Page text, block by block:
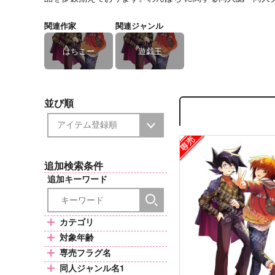
関連作家
はちこー
関連ジャンル
遊戯王
並び順
追加検索条件
追加キーワード
カテゴリ
対象年齢
専売フラグ名
同人ジャンル名1